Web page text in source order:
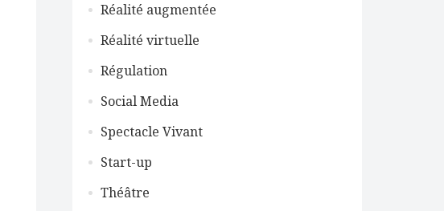
Réalité augmentée
Réalité virtuelle
Régulation
Social Media
Spectacle Vivant
Start-up
Théâtre